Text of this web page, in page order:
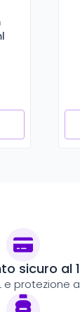
sicuro al
e protezione